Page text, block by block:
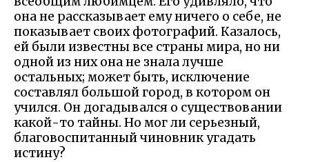
она не рассказывает ему ничего о себе, не
показывает своих фотографий. Казалось,
ей были известны все страны мира, но ни
одной из них она не знала лучше
остальных; может быть, исключение
составлял большой город, в котором он
учился. Он догадывался о существовании
какой-то тайны. Но мог ли серьезный,
благовоспитанный чиновник угадать
истину?